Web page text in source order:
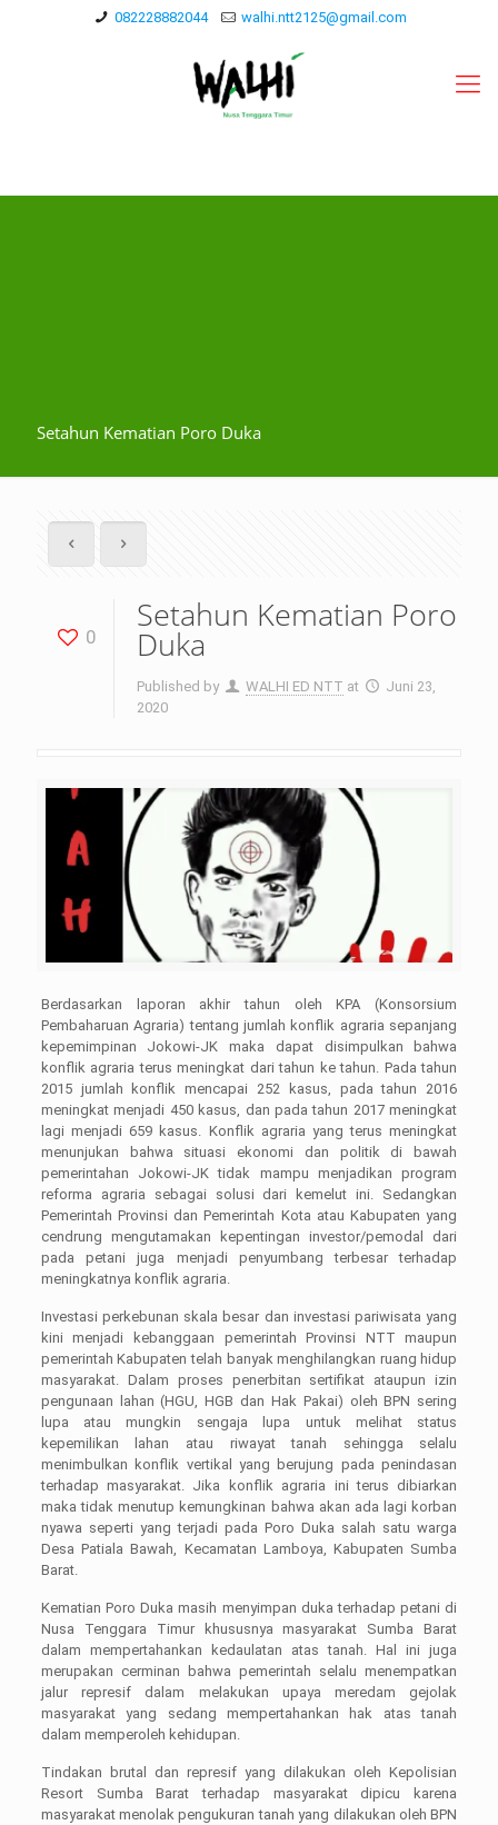
082228882044 walhi.ntt2125@gmail.com
Setahun Kematian Poro Duka
0
Setahun Kematian Poro
Duka
Published by WALHI ED NTT at
Juni 23,
2020
Berdasarkan laporan akhir tahun oleh KPA (Konsorsium
Pembaharuan Agraria) tentang jumlah konflik agraria sepanjang
kepemimpinan Jokowi-JK maka dapat disimpulkan bahwa
konflik agraria terus meningkat dari tahun ke tahun. Pada tahun
2015 jumlah konflik mencapai 252 kasus, pada tahun 2016
meningkat menjadi 450 kasus, dan pada tahun 2017 meningkat
lagi menjadi 659 kasus. Konflik agraria yang terus meningkat
menunjukan bahwa situasi ekonomi dan politik di bawah
pemerintahan Jokowi-JK tidak mampu menjadikan program
reforma agraria sebagai solusi dari kemelut ini. Sedangkan
Pemerintah Provinsi dan Pemerintah Kota atau Kabupaten yang
cendrung mengutamakan kepentingan investor/pemodal dari
pada petani juga menjadi penyumbang terbesar terhadap
meningkatnya konflik agraria.
Investasi perkebunan skala besar dan investasi pariwisata yang
kini menjadi kebanggaan pemerintah Provinsi NTT maupun
pemerintah Kabupaten telah banyak menghilangkan ruang hidup
masyarakat. Dalam proses penerbitan sertifikat ataupun izin
pengunaan lahan (HGU, HGB dan Hak Pakai) oleh BPN sering
lupa atau mungkin sengaja lupa untuk melihat status
kepemilikan lahan atau riwayat tanah sehingga selalu
menimbulkan konflik vertikal yang berujung pada penindasan
terhadap masyarakat. Jika konflik agraria ini terus dibiarkan
maka tidak menutup kemungkinan bahwa akan ada lagi korban
nyawa seperti yang terjadi pada Poro Duka salah satu warga
Desa Patiala Bawah, Kecamatan Lamboya, Kabupaten Sumba
Barat.
Kematian Poro Duka masih menyimpan duka terhadap petani di
Nusa Tenggara Timur khususnya masyarakat Sumba Barat
dalam mempertahankan kedaulatan atas tanah. Hal ini juga
merupakan cerminan bahwa pemerintah selalu menempatkan
jalur represif dalam melakukan upaya meredam gejolak
masyarakat yang sedang mempertahankan hak atas tanah
dalam memperoleh kehidupan.
Tindakan brutal dan represif yang dilakukan oleh Kepolisian
Resort Sumba Barat terhadap masyarakat dipicu karena
masyarakat menolak pengukuran tanah yang dilakukan oleh BPN